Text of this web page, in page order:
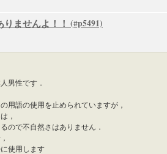
ませんよ！！
男性です．
用語の使用を止められていますが，
，
ので不自然さはありません．
使用します